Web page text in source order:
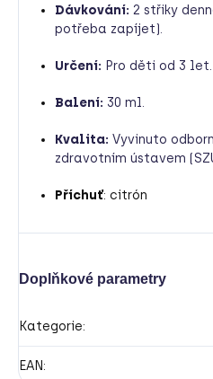
Dávkování: 2 střiky
potřeba zapíjet).
Určení: Pro děti od 3 let.
Balení: 30 ml.
Kvalita: Vyvinuto
zdravotním ústavem
Příchuť: citrón
Doplňkové parametry
Kategorie:
EAN: